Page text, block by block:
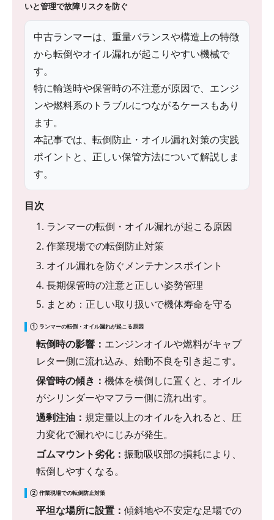
いと管理で故障リスクを防ぐ
中古ランマーは、重量バランスや構造上の特徴
から転倒やオイル漏れが起こりやすい機械で
す。
特に輸送時や保管時の不注意が原因で、エンジ
ンや燃料系のトラブルにつながるケースもあり
ます。
本記事では、転倒防止・オイル漏れ対策の実践
ポイントと、正しい保管方法について解説しま
す。
目次
1. ランマーの転倒・オイル漏れが起こる原因
2. 作業現場での転倒防止対策
3. オイル漏れを防ぐメンテナンスポイント
4. 長期保管時の注意と正しい姿勢管理
5. まとめ：正しい取り扱いで機体寿命を守る
① ランマーの転倒・オイル漏れが起こる原因
転倒時の影響： エンジンオイルや燃料がキャブ
レター側に流れ込み、始動不良を引き起こす。
保管時の傾き： 機体を横倒しに置くと、オイル
がシリンダーやマフラー側に流れ出す。
過剰注油： 規定量以上のオイルを入れると、圧
力変化で漏れやにじみが発生。
ゴムマウント劣化： 振動吸収部の損耗により、
転倒しやすくなる。
② 作業現場での転倒防止対策
平坦な場所に設置： 傾斜地や不安定な足場での